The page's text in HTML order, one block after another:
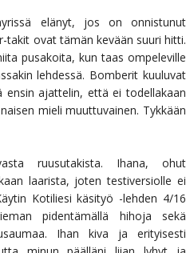
elänyt, jos on onnistunut
takit ovat tämän kevään suuri hitti.
pusakoita, kun taas ompeleville
lehdessä. Bomberit kuuluvat
ensin ajattelin, että ei todellakaan
mieli muuttuvainen. Tykkään
ruusutakista. Ihana, ohut
laarista, joten testiversiolle ei
Kotiliesi käsityö -lehden 4/16
pidentämällä hihoja sekä
Ihan kiva ja erityisesti